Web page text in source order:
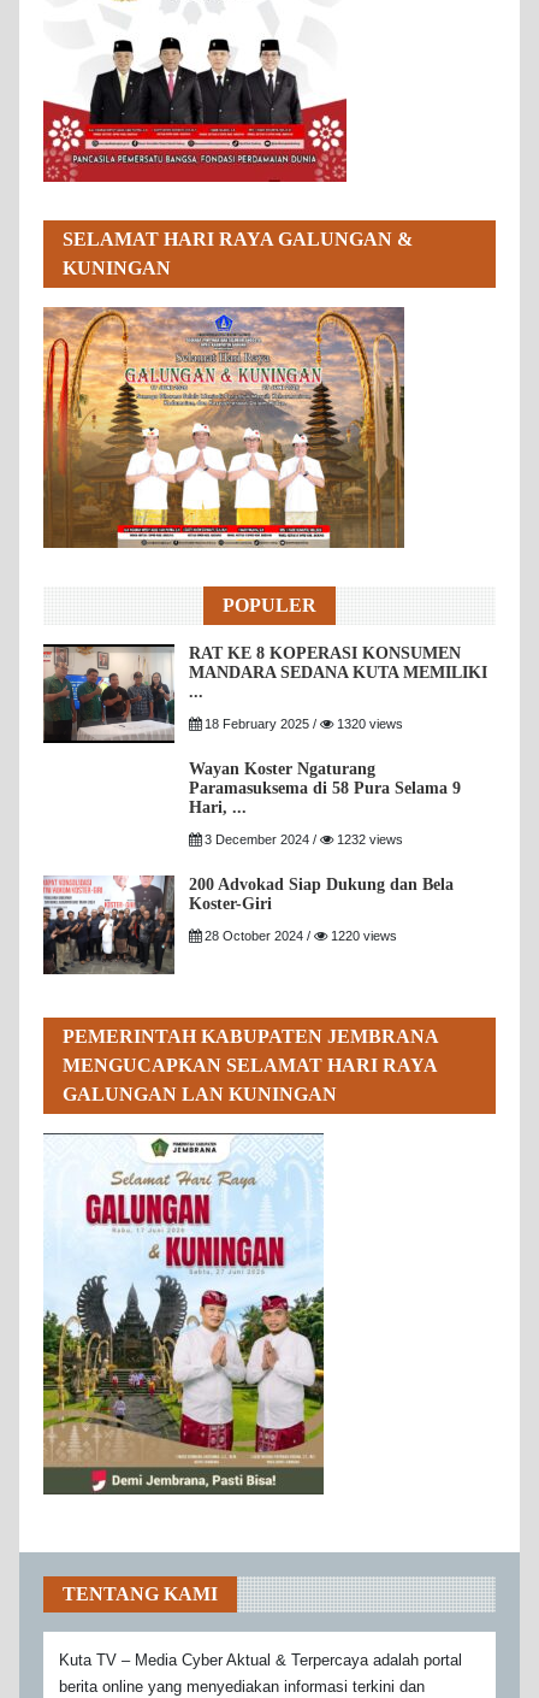
SELAMAT HARI RAYA GALUNGAN &
KUNINGAN
POPULER
RAT KE 8 KOPERASI KONSUMEN
MANDARA SEDANA KUTA MEMILIKI
...
18 February 2025 / 1320 views
Wayan Koster Ngaturang
Paramasuksema di 58 Pura Selama 9
Hari, ...
3 December 2024 / 1232 views
200 Advokad Siap Dukung dan Bela
Koster-Giri
28 October 2024 / 1220 views
PEMERINTAH KABUPATEN JEMBRANA
MENGUCAPKAN SELAMAT HARI RAYA
GALUNGAN LAN KUNINGAN
TENTANG KAMI
Kuta TV – Media Cyber Aktual & Terpercaya adalah portal
berita online yang menyediakan informasi terkini dan